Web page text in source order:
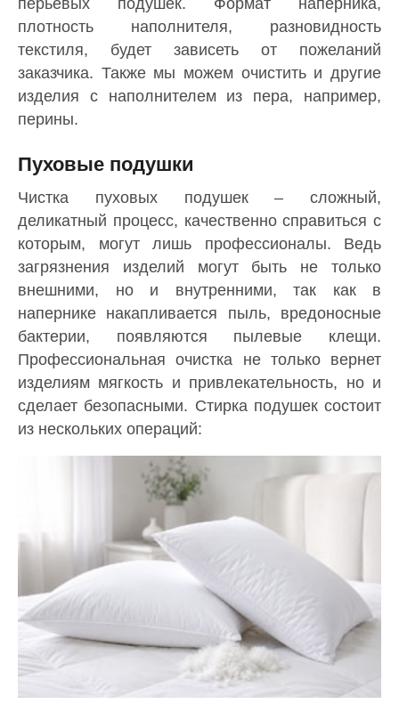
перьевых подушек. Формат наперника,
плотность наполнителя, разновидность
текстиля, будет зависеть от пожеланий
заказчика. Также мы можем очистить и другие
изделия с наполнителем из пера, например,
перины.
Пуховые подушки
Чистка пуховых подушек – сложный,
деликатный процесс, качественно справиться с
которым, могут лишь профессионалы. Ведь
загрязнения изделий могут быть не только
внешними, но и внутренними, так как в
напернике накапливается пыль, вредоносные
бактерии, появляются пылевые клещи.
Профессиональная очистка не только вернет
изделиям мягкость и привлекательность, но и
сделает безопасными. Стирка подушек состоит
из нескольких операций: